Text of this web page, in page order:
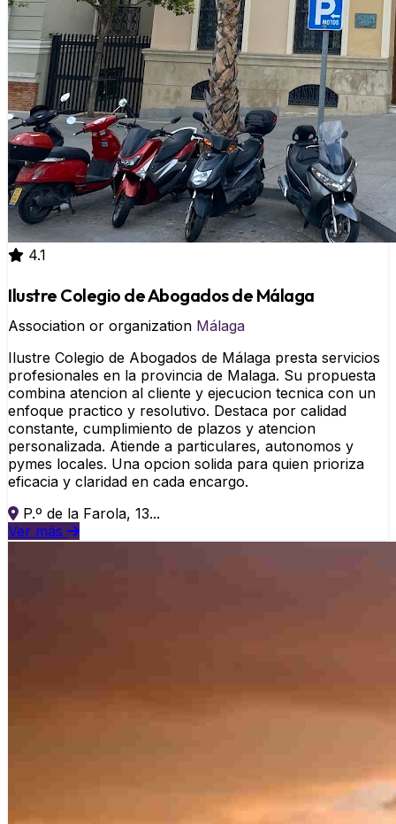
4.1
Ilustre Colegio de Abogados de Málaga
Association or organization Málaga
Ilustre Colegio de Abogados de Málaga presta servicios
profesionales en la provincia de Malaga. Su propuesta
combina atencion al cliente y ejecucion tecnica con un
enfoque practico y resolutivo. Destaca por calidad
constante, cumplimiento de plazos y atencion
personalizada. Atiende a particulares, autonomos y
pymes locales. Una opcion solida para quien prioriza
eficacia y claridad en cada encargo.
P.º de la Farola, 13...
Ver más